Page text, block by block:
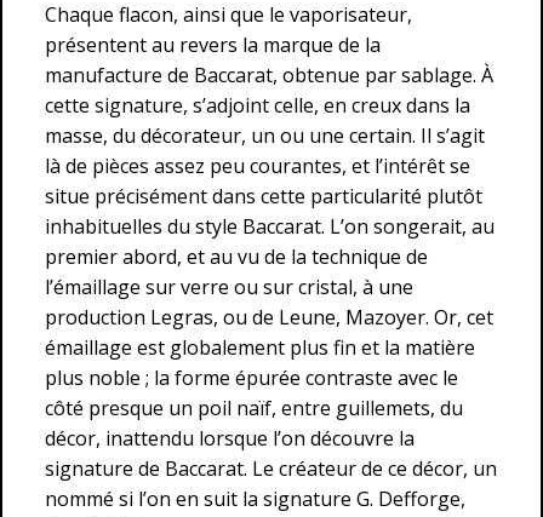
Chaque flacon, ainsi que le vaporisateur,
présentent au revers la marque de la
manufacture de Baccarat, obtenue par sablage. À
cette signature, s’adjoint celle, en creux dans la
masse, du décorateur, un ou une certain. Il s’agit
là de pièces assez peu courantes, et l’intérêt se
situe précisément dans cette particularité plutôt
inhabituelles du style Baccarat. L’on songerait, au
premier abord, et au vu de la technique de
l’émaillage sur verre ou sur cristal, à une
production Legras, ou de Leune, Mazoyer. Or, cet
émaillage est globalement plus fin et la matière
plus noble ; la forme épurée contraste avec le
côté presque un poil naïf, entre guillemets, du
décor, inattendu lorsque l’on découvre la
signature de Baccarat. Le créateur de ce décor, un
nommé si l’on en suit la signature G. Defforge,